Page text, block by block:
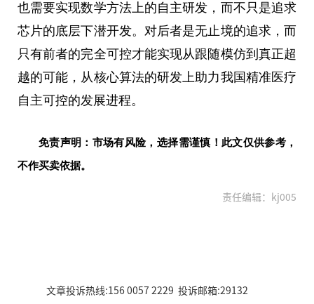
也需要实现数学方法上的自主研发，而不只是追求
芯片的底层下潜开发。对后者是无止境的追求，而
只有前者的完全可控才能实现从跟随模仿到真正超
越的可能，从核心算法的研发上助力我国精准医疗
自主可控的发展进程。
免责声明：市场有风险，选择需谨慎！此文仅供参考，
不作买卖依据。
责任编辑：kj005
文章投诉热线:156 0057 2229 投诉邮箱:29132